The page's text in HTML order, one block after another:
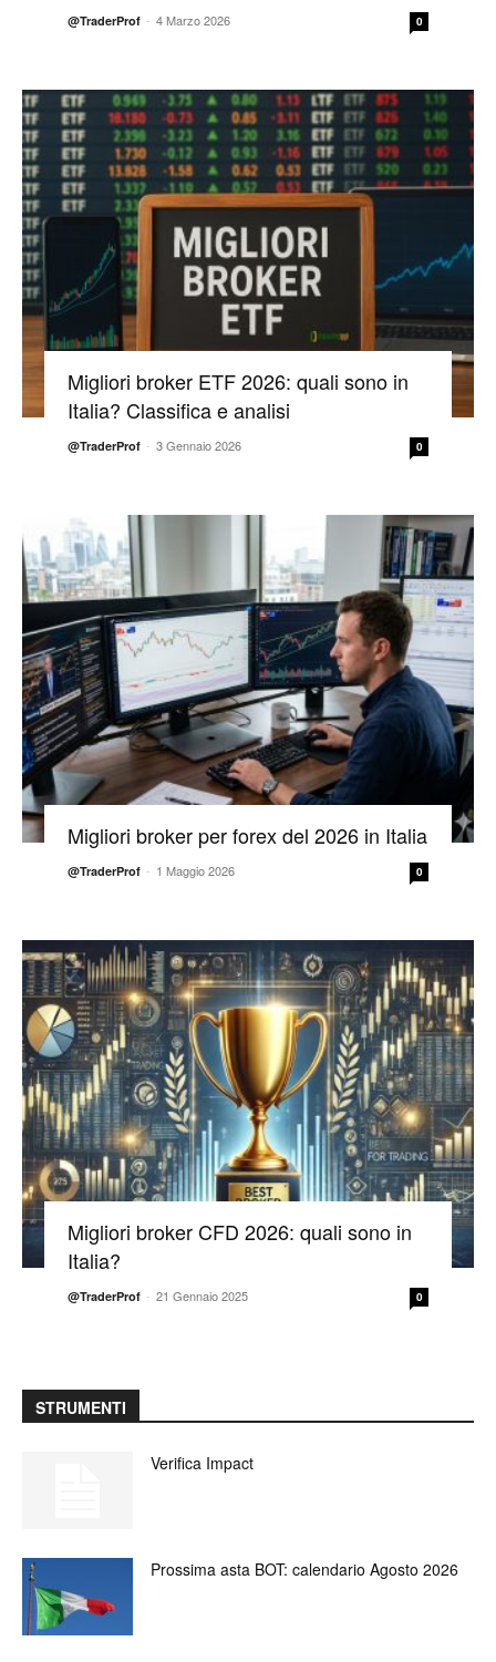
@TraderProf - 4 Marzo 2026 0
Migliori broker ETF 2026: quali sono in
Italia? Classifica e analisi
@TraderProf - 3 Gennaio 2026 0
Migliori broker per forex del 2026 in Italia
@TraderProf - 1 Maggio 2026 0
Migliori broker CFD 2026: quali sono in
Italia?
@TraderProf - 21 Gennaio 2025 0
STRUMENTI
Verifica Impact
Prossima asta BOT: calendario Agosto 2026